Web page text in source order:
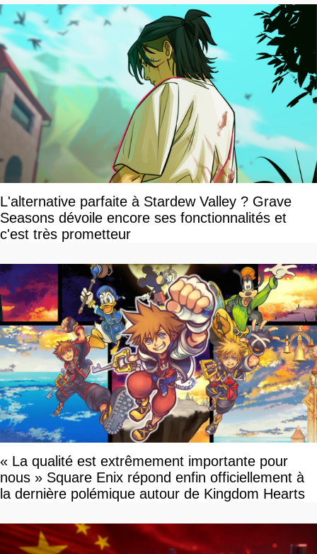
L'alternative parfaite à Stardew Valley ? Grave
Seasons dévoile encore ses fonctionnalités et
c'est très prometteur
« La qualité est extrêmement importante pour
nous » Square Enix répond enfin officiellement à
la dernière polémique autour de Kingdom Hearts